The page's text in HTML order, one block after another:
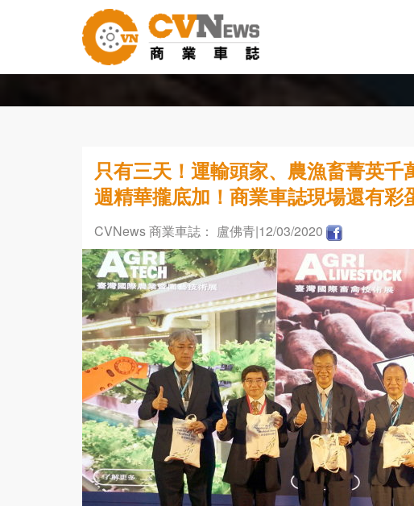
只有三天！運輸頭家、農漁畜菁英千
週精華攏底加！商業車誌現場還有彩
CVNews 商業車誌： 盧佛青|12/03/2020